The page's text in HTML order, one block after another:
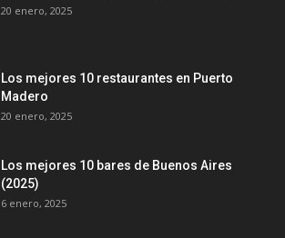
20 enero, 2025
Los mejores 10 restaurantes en Puerto
Madero
20 enero, 2025
Los mejores 10 bares de Buenos Aires
(2025)
6 enero, 2025